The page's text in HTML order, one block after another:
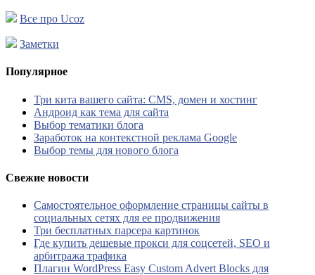
Все про Ucoz
Заметки
Популярное
Три кита вашего сайта: CMS, домен и хостинг
Андроид как тема для сайта
Выбор тематики блога
Заработок на контекстной реклама Google
Выбор темы для нового блога
Свежие новости
Самостоятельное оформление страницы сайты в
социальных сетях для ее продвижения
Три бесплатных парсера картинок
Где купить дешевые прокси для соцсетей, SEO и
арбитража трафика
Плагин WordPress Easy Custom Advert Blocks для